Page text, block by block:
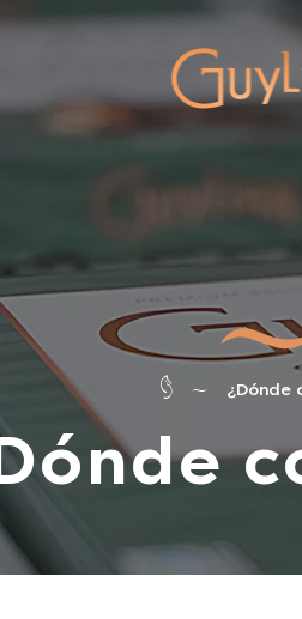
¿Dónde